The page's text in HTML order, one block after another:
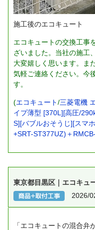
施工後のエコキュート
エコキュートの交換工事
ざいました。当社の施工
大変嬉しく思います。ま
気軽ご連絡ください。今
す。
(エコキュート/三菱電機
イプ薄型 [370L][高圧/
S][バブルおそうじ][スマ
+SRT-ST377UZ)＋
東京都目黒区｜エコキュ
2026/
「エコキュートの混合弁